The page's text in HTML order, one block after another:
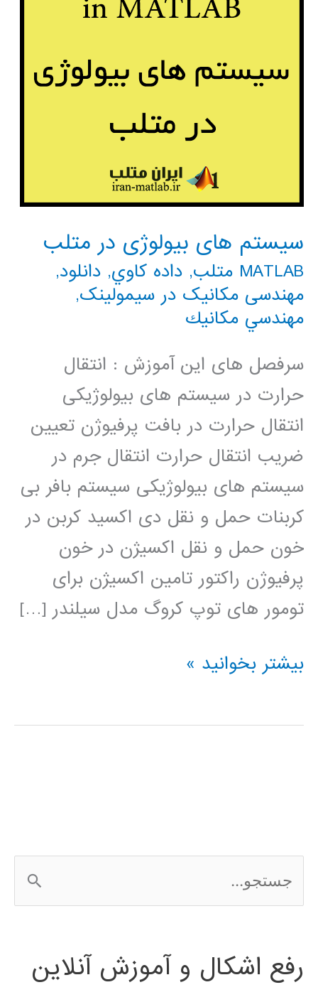
سیستم های بیولوژی در متلب
MATLAB متلب , داده كاوي, دانلود,
مهندسی مکانیک در سیمولینک,
مهندسي مكانيك
سرفصل های این آموزش : انتقال
حرارت در سیستم های بیولوژیکی
انتقال حرارت در بافت پرفیوژن تعیین
ضریب انتقال حرارت انتقال جرم در
سیستم های بیولوژیکی سیستم بافر بی
کربنات حمل و نقل دی اکسید کربن در
خون حمل و نقل اکسیژن در خون
پرفیوژن راکتور تامین اکسیژن برای
تومور های توپ کروگ مدل سیلندر […]
سیستم
بیولوژی
بیشتر بخوانید »
س
ج
رفع اشکال و آموزش آنلاین